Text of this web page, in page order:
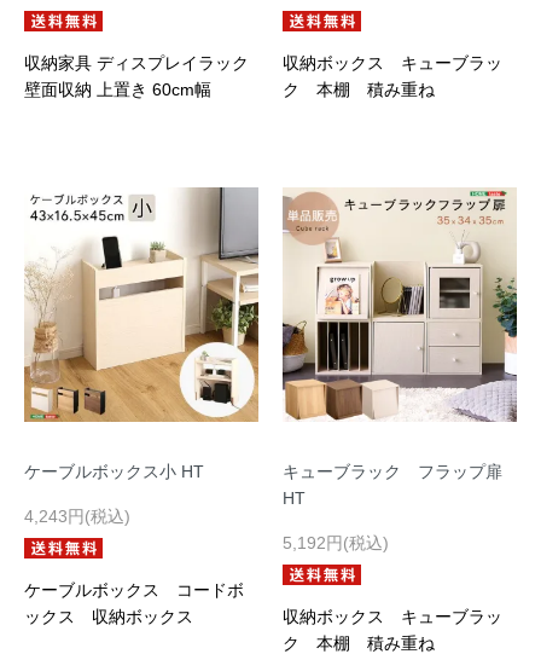
収納家具 ディスプレイラック
壁面収納 上置き 60cm幅
収納ボックス キューブラッ
ク 本棚 積み重ね
ケーブルボックス小 HT
4,243円(税込)
ケーブルボックス コードボ
ックス 収納ボックス
キューブラック フラップ扉
HT
5,192円(税込)
収納ボックス キューブラッ
ク 本棚 積み重ね